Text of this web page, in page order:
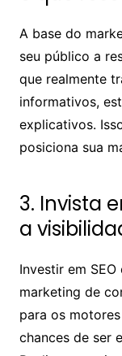
A base do
seu público a
que realmente
informativos,
explicativos.
posiciona sua
3. Invista
a
Investir em
marketing de
para os
chances de ser